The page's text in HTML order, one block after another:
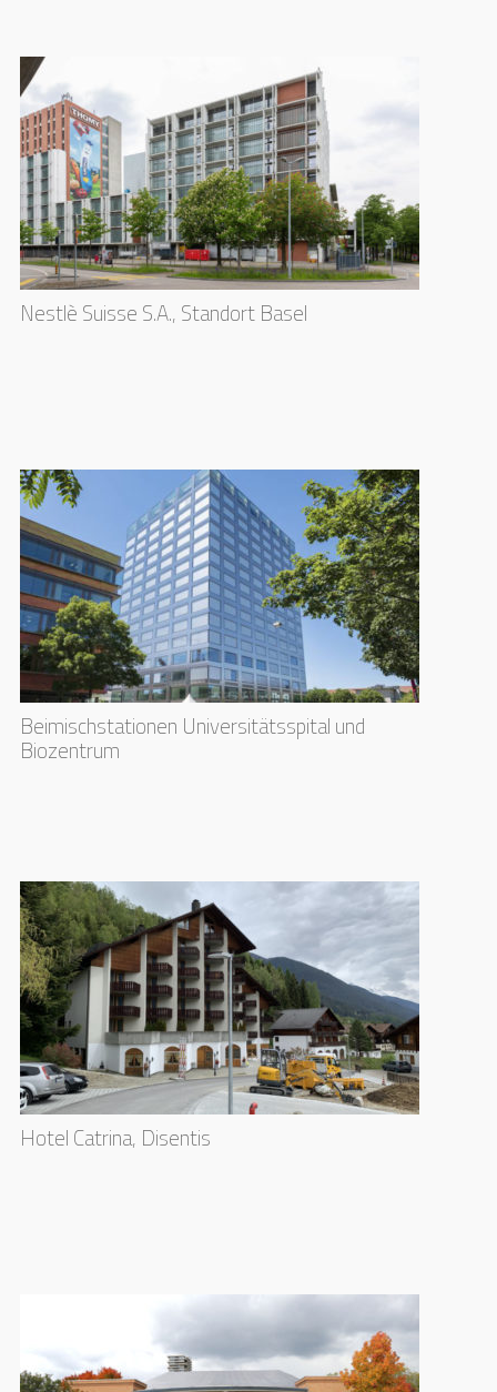
Nestlè Suisse S.A., Standort Basel
Beimischstationen Universitätsspital und
Biozentrum
Hotel Catrina, Disentis